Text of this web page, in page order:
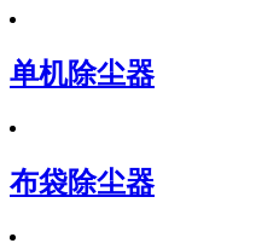
单机除尘器
布袋除尘器